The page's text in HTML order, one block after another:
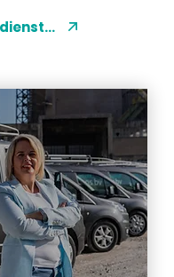
Ontdek onze diensten